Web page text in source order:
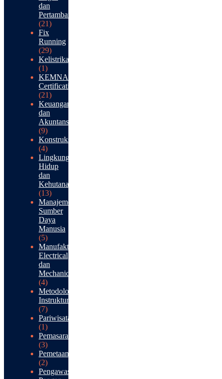
dan
Pertambangan
(21)
Fix
Running
(29)
Kelistrikan
(1)
KEMNAKER
Certification
(21)
Keuangan
dan
Akuntansi
(9)
Konstruksi
(4)
Lingkungan
Hidup
dan
Kehutanan
(13)
Manajemen
Sumber
Daya
Manusia
(5)
Manufaktur:
Electrical
dan
Mechanical
(4)
Metodologi
Instruktur
(7)
Pariwisata
(1)
Pemasaran
(3)
Pemetaan
(2)
Pengawasan